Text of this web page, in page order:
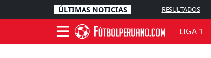
ÚLTIMAS NOTICIAS RESULTADOS
LIGA 1